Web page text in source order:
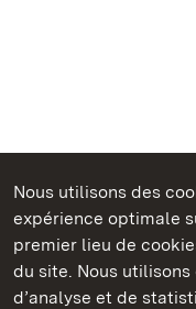
Nous utilisons des
expérience optimale
premier lieu de
du site. Nous
d’analyse et de
Châteaux et jardins